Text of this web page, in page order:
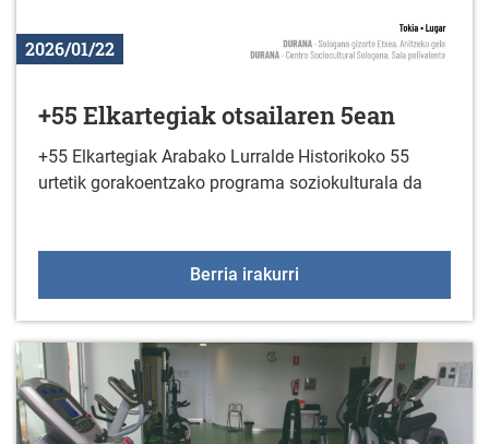
2026/01/22
+55 Elkartegiak otsailaren 5ean
+55 Elkartegiak Arabako Lurralde Historikoko 55
urtetik gorakoentzako programa soziokulturala da
Berria irakurri